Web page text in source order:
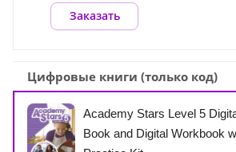
Заказать
Цифровые книги (только код)
Academy Stars Level 5
Book and Digital Workbook